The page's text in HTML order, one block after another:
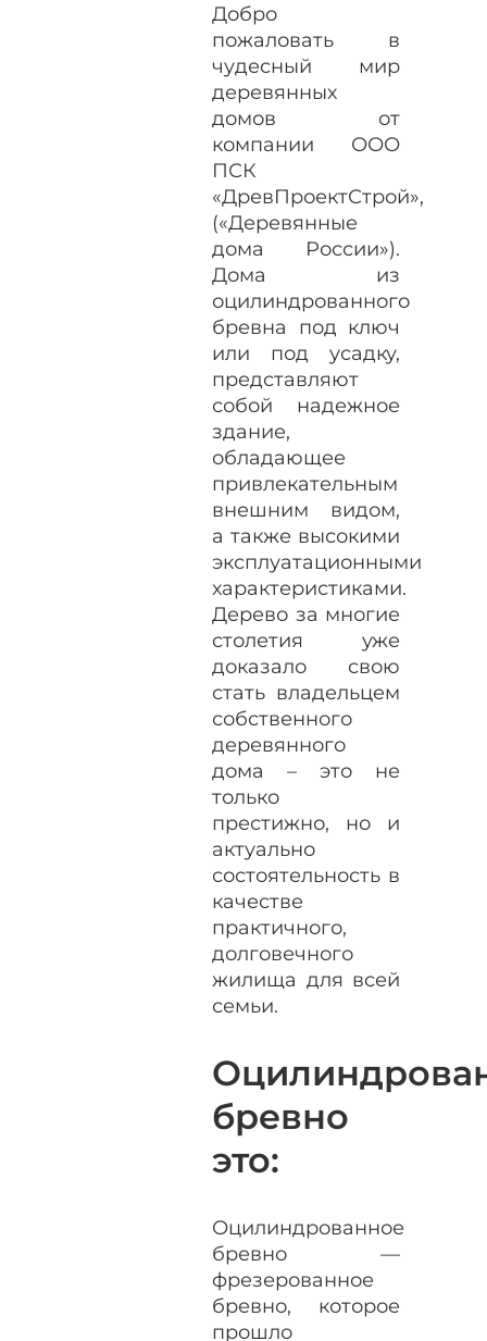
Добро
пожаловать в
чудесный мир
деревянных
домов от
компании ООО
ПСК
«ДревПроектСтрой»,
(«Деревянные
дома России»).
Дома из
оцилиндрованного
бревна под ключ
или под усадку,
представляют
собой надежное
здание,
обладающее
привлекательным
внешним видом,
а также высокими
эксплуатационными
характеристиками.
Дерево за многие
столетия уже
доказало свою
стать владельцем
собственного
деревянного
дома – это не
только
престижно, но и
актуально
состоятельность в
качестве
практичного,
долговечного
жилища для всей
семьи.
бревно
это:
Оцилиндрованное
бревно —
фрезерованное
бревно, которое
прошло